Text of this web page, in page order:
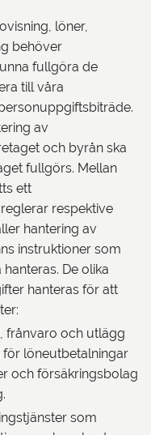
löner,
behöver
fullgöra de
till våra
av
och byrån ska
fullgörs. Mellan
ett
respektive
hantering av
instruktioner som
De olika
hanteras för att
frånvaro och utlägg
löneutbetalningar
och försäkringsbolag
som